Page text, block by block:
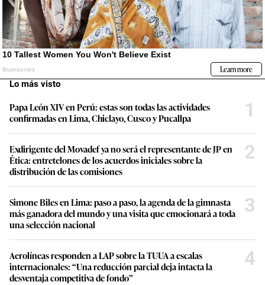
Lo más visto
Papa León XIV en Perú: estas son todas las actividades
confirmadas en Lima, Chiclayo, Cusco y Pucallpa
1
Exdirigente del Movadef ya no será el representante de JP en
Ética: entretelones de los acuerdos iniciales sobre la
distribución de las comisiones
2
Simone Biles en Lima: paso a paso, la agenda de la gimnasta
más ganadora del mundo y una visita que emocionará a toda
una selección nacional
3
Aerolíneas responden a LAP sobre la TUUA a escalas
internacionales: “Una reducción parcial deja intacta la
desventaja competitiva de fondo”
4